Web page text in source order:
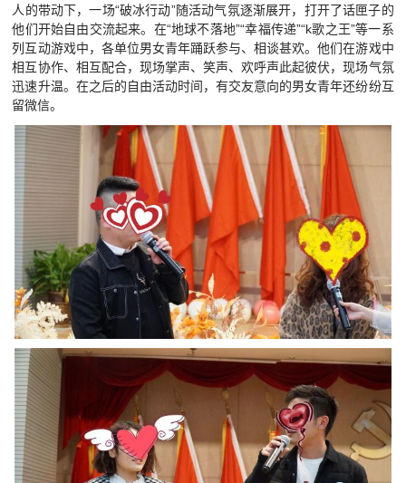
人的带动下，一场“破冰行动”随活动气氛逐渐展开，打开了话匣子的
他们开始自由交流起来。在“地球不落地”“幸福传递”“k歌之王”等一系
列互动游戏中，各单位男女青年踊跃参与、相谈甚欢。他们在游戏中
相互协作、相互配合，现场掌声、笑声、欢呼声此起彼伏，现场气氛
迅速升温。在之后的自由活动时间，有交友意向的男女青年还纷纷互
留微信。